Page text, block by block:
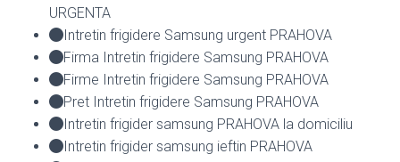
URGENTA
Intretin frigidere Samsung urgent PRAHOVA
Firma Intretin frigidere Samsung PRAHOVA
Firme Intretin frigidere Samsung PRAHOVA
Pret Intretin frigidere Samsung PRAHOVA
Intretin frigider samsung PRAHOVA la domiciliu
Intretin frigider samsung ieftin PRAHOVA